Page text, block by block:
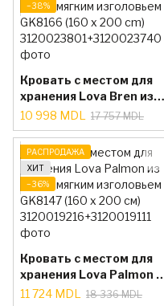
−38%
Кровать с местом для
хранения Lova Bren из
ДСП с мягким
изголовьем GK8166
(160 x 200 cm)
10 998 MDL 17 757 MDL
РАСПРОДАЖА
ХИТ
−36%
Кровать с местом для
хранения Lova Palmon
ДСП с мягким
11 724 MDL 18 336 MDL